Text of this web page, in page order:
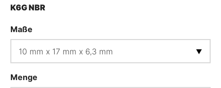
K6G NBR
Maße
Menge